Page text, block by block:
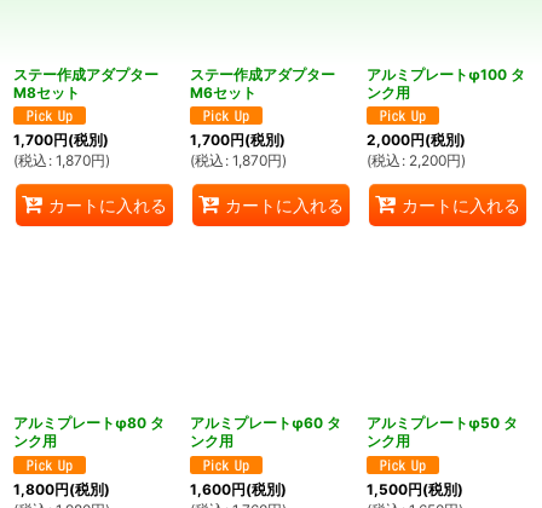
ステー作成アダプター
M8セット
1,700円(税別)
(税込 : 1,870円)
カートに入れる
ステー作成アダプター
M6セット
1,700円(税別)
(税込 : 1,870円)
カートに入れる
アルミプレートφ100 タ
ンク用
2,000円(税別)
(税込 : 2,200円)
カートに入れる
アルミプレートφ80 タ
ンク用
1,800円(税別)
アルミプレートφ60 タ
ンク用
1,600円(税別)
アルミプレートφ50 タ
ンク用
1,500円(税別)